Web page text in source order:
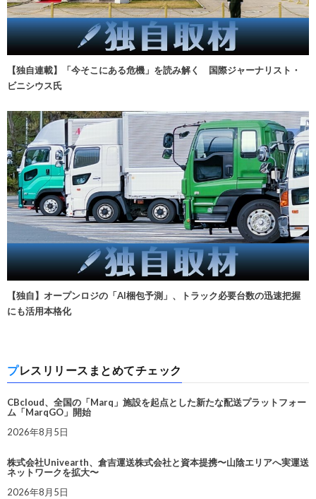
【独自連載】「今そこにある危機」を読み解く 国際ジャーナリスト・
ビニシウス氏
【独自】オープンロジの「AI梱包予測」、トラック必要台数の迅速把握
にも活用本格化
プレスリリースまとめてチェック
CBcloud、全国の「Marq」施設を起点とした新たな配送プラットフォー
ム「MarqGO」開始
2026年8月5日
株式会社Univearth、倉吉運送株式会社と資本提携〜山陰エリアへ実運送
ネットワークを拡大〜
2026年8月5日